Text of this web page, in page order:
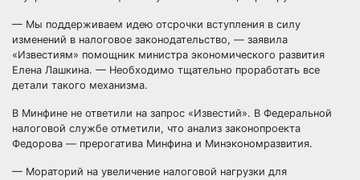
— Мы поддерживаем идею отсрочки вступления в силу
изменений в налоговое законодательство, — заявила
«Известиям» помощник министра экономического развития
Елена Лашкина. — Необходимо тщательно проработать все
детали такого механизма.
В Минфине не ответили на запрос «Известий». В Федеральной
налоговой службе отметили, что анализ законопроекта
Федорова — прерогатива Минфина и Минэкономразвития.
— Мораторий на увеличение налоговой нагрузки для